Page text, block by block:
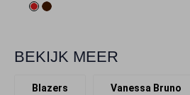
BEKIJK MEER
Blazers Vanessa Bruno